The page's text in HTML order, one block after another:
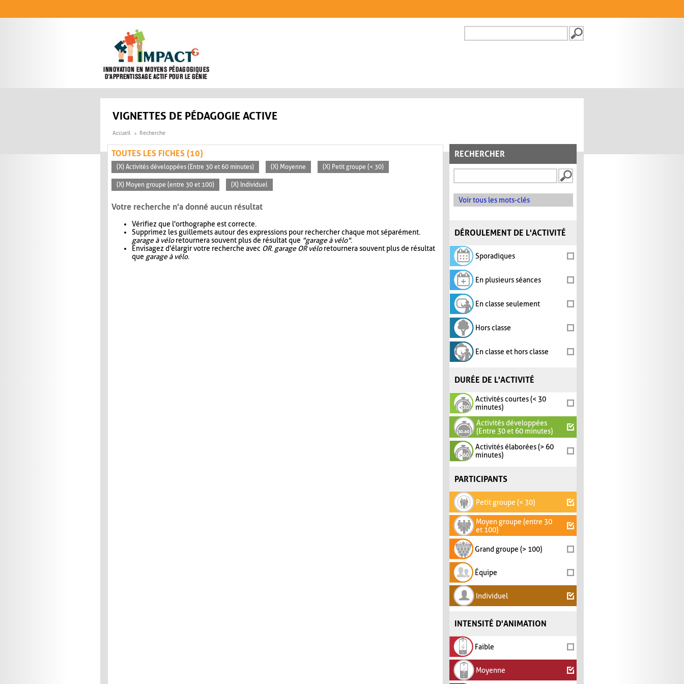
FORMULAIRE DE
VIGNETTES DE PÉDAGOGIE ACTIVE
Accueil Recherche
RECHERCHER
Voir tous les mots-clés
DÉROULEMENT DE L'ACTIVITÉ
Sporadiques
En plusieurs séances
En classe seulement
Hors classe
En classe et hors classe
DURÉE DE L'ACTIVITÉ
Activités courtes (< 30
minutes)
Activités développées
(Entre 30 et 60 minutes)
Activités élaborées (> 60
minutes)
PARTICIPANTS
Petit groupe (< 30)
Moyen groupe (entre 30
et 100)
Grand groupe (> 100)
Équipe
Individuel
INTENSITÉ D'ANIMATION
Faible
Moyenne
TOUTES LES FICHES (10)
(X) Activités développées (Entre 30 et 60 minutes) (X) Moyenne (X) Petit groupe (< 30)
(X) Moyen groupe (entre 30 et 100) (X) Individuel
Votre recherche n'a donné aucun résultat
Vérifiez que l'orthographe est correcte.
Supprimez les guillemets autour des expressions pour rechercher chaque mot séparément.
garage à véloretournera souvent plus de résultat que "garage à vélo".
Envisagez d'élargir votre recherche avec OR. garage OR véloretournera souvent plus de résultat
que garage à vélo.